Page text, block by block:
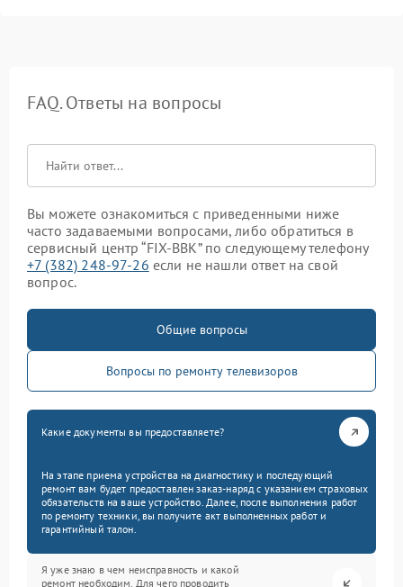
FAQ. Ответы на вопросы
Вы можете ознакомиться с приведенными ниже
часто задаваемыми вопросами, либо обратиться в
сервисный центр “FIX-BBK” по следующему телефону
+7 (382) 248-97-26 если не нашли ответ на свой
вопрос.
Общие вопросы
Вопросы по ремонту телевизоров
Какие документы вы предоставляете?
На этапе приема устройства на диагностику и последующий
ремонт вам будет предоставлен заказ-наряд с указанием страховых
обязательств на ваше устройство. Далее, после выполнения работ
по ремонту техники, вы получите акт выполненных работ и
гарантийный талон.
Я уже знаю в чем неисправность и какой
ремонт необходим. Для чего проводить